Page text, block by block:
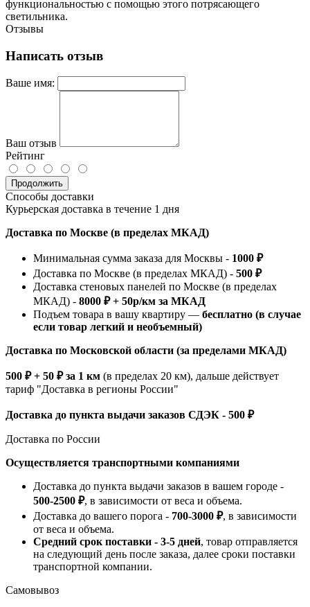
функциональностью с помощью этого потрясающего
светильника.
Отзывы
Написать отзыв
Ваше имя:
Ваш отзыв
Рейтинг
Продолжить
Способы доставки
Курьерская доставка в течение 1 дня
Доставка по Москве (в пределах МКАД)
Минимальная сумма заказа для Москвы - 1000 ₽
Доставка по Москве (в пределах МКАД) - 500 ₽
Доставка стеновых панелей по Москве (в пределах
МКАД) - 8000 ₽ + 50р/км за МКАД
Подъем товара в вашу квартиру — бесплатно (в случае
если товар легкий и необъемный)
Доставка по Московской области (за пределами МКАД)
500 ₽ + 50 ₽ за 1 км (в пределах 20 км), дальше действует
тариф "Доставка в регионы России"
Доставка до пункта выдачи заказов СДЭК - 500 ₽
Доставка по России
Осуществляется транспортными компаниями
Доставка до пункта выдачи заказов в вашем городе -
500-2500 ₽, в зависимости от веса и объема.
Доставка до вашего порога - 700-3000 ₽, в зависимости
от веса и объема.
Средний срок поставки - 3-5 дней, товар отправляется
на следующий день после заказа, далее сроки поставки
транспортной компании.
Самовывоз